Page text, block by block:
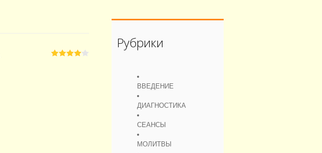
Рубрики
ВВЕДЕНИЕ
ДИАГНОСТИКА
СЕАНСЫ
МОЛИТВЫ